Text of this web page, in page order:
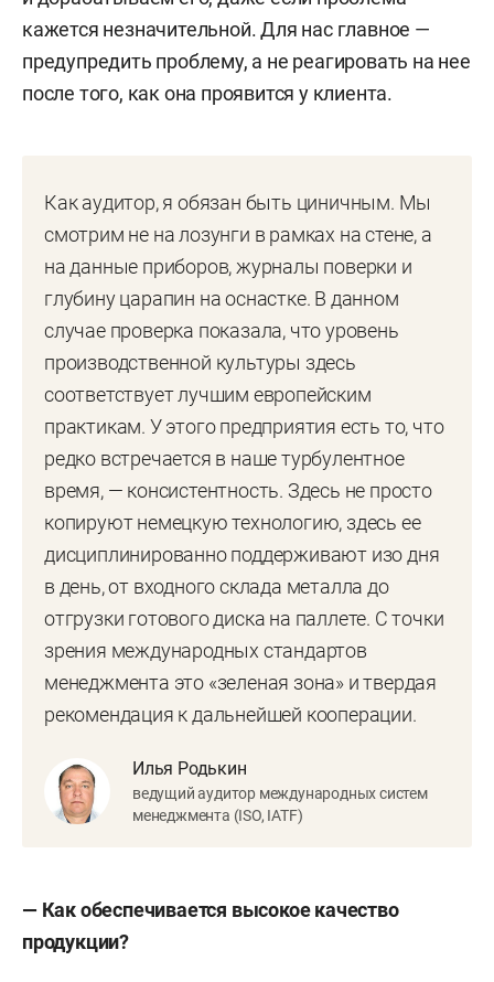
В апреле 2011 года в немецком Штутгарте было
подписано рамочное соглашение между
КАМАЗом и «МЕФРО УИЛЗ ГмбХ» о
Заинский завод окончательно вышел из-под
юрисдикции КАМАЗа.
А в июле 2018 года произошло знаковое
событие: в результате присоединения двух
ранее независимых предприятий — ООО «Мефро
Уилз Руссиа Завод Заинск» и ООО «Мефро Уилз
Руссиа Завод Тольятти» — образовалась
компания ООО «Аккурайд Уилз Руссиа». Сегодня
это современный производитель штампованных
колес для грузовых и легковых автомобилей,
работающий по немецким технологиям и с
российским сердцем.
Вся линейка колес, выпускаемая на ООО
«Аккурайд Уилз Руссиа», сертифицирована и
полностью соответствует требованиям
Технического регламента Таможенного союза
средств».
Ассортимент предприятия включает:
ободом из горячекатаных специальных
профилей
кажется незначительной. Для нас главное —
предупредить проблему, а не реагировать на нее
после того, как она проявится у клиента.
Как аудитор, я обязан быть циничным. Мы
смотрим не на лозунги в рамках на стене, а
на данные приборов, журналы поверки и
глубину царапин на оснастке. В данном
случае проверка показала, что уровень
производственной культуры здесь
соответствует лучшим европейским
практикам. У этого предприятия есть то, что
редко встречается в наше турбулентное
время, — консистентность. Здесь не просто
копируют немецкую технологию, здесь ее
дисциплинированно поддерживают изо дня
в день, от входного склада металла до
отгрузки готового диска на паллете. С точки
зрения международных стандартов
менеджмента это «зеленая зона» и твердая
рекомендация к дальнейшей кооперации.
Илья Родькин
ведущий аудитор международных систем
менеджмента (ISO, IATF)
— Как обеспечивается высокое качество
продукции?